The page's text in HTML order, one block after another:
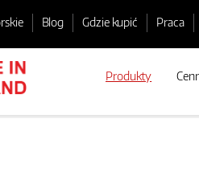
Blog Gdzie kupić Praca
Produkty